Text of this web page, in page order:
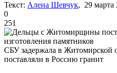
Текст: Алена Шевчук, 29 марта
0
251
СБУ задержала в Житомирской
поставляли в Россию гранит